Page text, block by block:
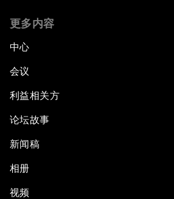
更多内容
中心
会议
利益相关方
论坛故事
新闻稿
相册
视频